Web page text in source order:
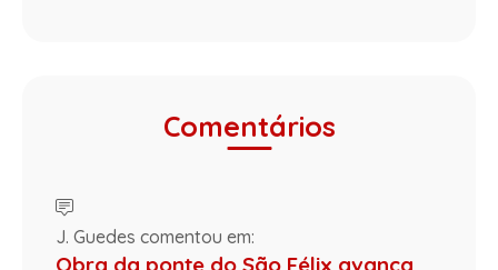
Comentários
J. Guedes comentou em:
Obra da ponte do São Félix avança